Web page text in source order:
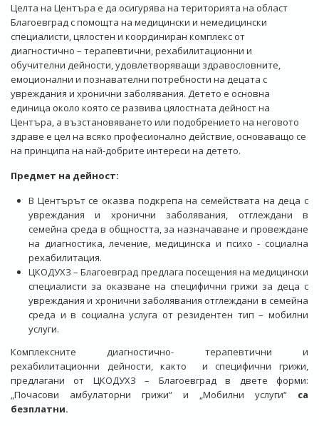
Целта на Центъра е да осигурява на територията на област
Благоевград с помощта на медицински и немедицински
специалисти, цялостен и координиран комплекс от
диагностично – терапевтични, рехабилитационни и
обучителни дейности, удовлетворяващи здравословните,
емоционални и познавателни потребности на децата с
увреждания и хронични заболявания. Детето е основна
единица около която се развива цялостната дейност на
Центъра, а възстановяването или подобрението на неговото
здраве е цел на всяко професионално действие, основаващо се
на принципа на най-добрите интереси на детето.
Предмет на дейност:
В Центърът се оказва подкрепа на семействата на деца с
увреждания и хронични заболявания, отглеждани в
семейна среда в общността, за назначаване и провеждане
на диагностика, лечение, медицинска и психо - социална
рехабилитация.
ЦКОДУХЗ – Благоевград предлага посещения на медицински
специалисти за оказване на специфични грижи за деца с
увреждания и хронични заболявания отглеждани в семейна
среда и в социална услуга от резидентен тип – мобилни
услуги.
Комплексните диагностично- терапевтични и
рехабилитационни дейности, както и специфични грижи,
предлагани от ЦКОДУХЗ – Благоевград в двете форми:
„Почасови амбулаторни грижи“ и „Мобилни услуги“ са
безплатни.